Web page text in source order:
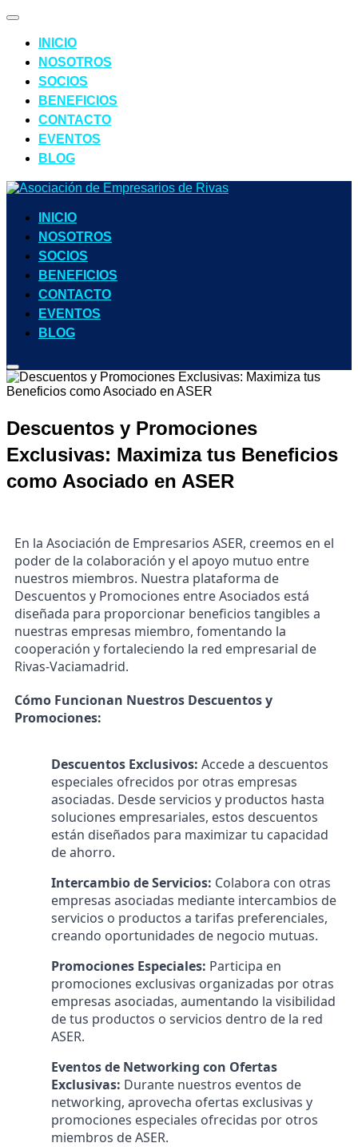
INICIO
NOSOTROS
SOCIOS
BENEFICIOS
CONTACTO
EVENTOS
BLOG
INICIO
NOSOTROS
SOCIOS
BENEFICIOS
CONTACTO
EVENTOS
BLOG
Descuentos y Promociones
Exclusivas: Maximiza tus Beneficios
como Asociado en ASER
En la Asociación de Empresarios ASER, creemos en el
poder de la colaboración y el apoyo mutuo entre
nuestros miembros. Nuestra plataforma de
Descuentos y Promociones entre Asociados está
diseñada para proporcionar beneficios tangibles a
nuestras empresas miembro, fomentando la
cooperación y fortaleciendo la red empresarial de
Rivas-Vaciamadrid.
Cómo Funcionan Nuestros Descuentos y
Promociones:
Descuentos Exclusivos: Accede a descuentos
especiales ofrecidos por otras empresas
asociadas. Desde servicios y productos hasta
soluciones empresariales, estos descuentos
están diseñados para maximizar tu capacidad
de ahorro.
Intercambio de Servicios: Colabora con otras
empresas asociadas mediante intercambios de
servicios o productos a tarifas preferenciales,
creando oportunidades de negocio mutuas.
Promociones Especiales: Participa en
promociones exclusivas organizadas por otras
empresas asociadas, aumentando la visibilidad
de tus productos o servicios dentro de la red
ASER.
Eventos de Networking con Ofertas
Exclusivas: Durante nuestros eventos de
networking, aprovecha ofertas exclusivas y
promociones especiales ofrecidas por otros
miembros de ASER.